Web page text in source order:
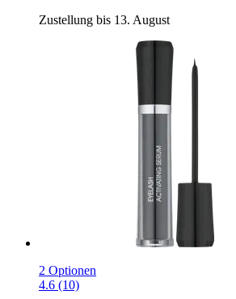
Zustellung bis 13. August
2 Optionen
4.6 (10)